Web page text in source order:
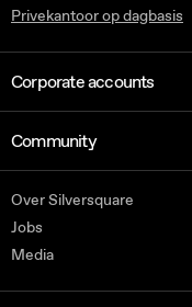
Privekantoor op dagbasis
Corporate accounts
Community
Over Silversquare
Jobs
Media